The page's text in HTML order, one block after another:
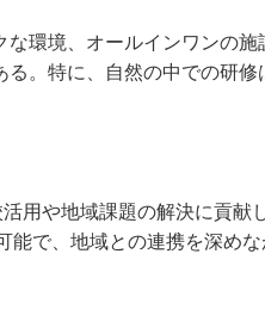
環境、オールインワンの施
。特に、自然の中での研修
用や地域課題の解決に貢献
で、地域との連携を深め